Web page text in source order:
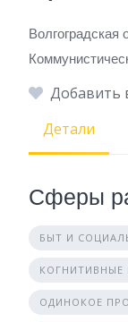
Волгоградская
Добавить
Детали
Сферы
БЫТ И
КОГНИТИВНЫЕ
ОДИНОКОЕ